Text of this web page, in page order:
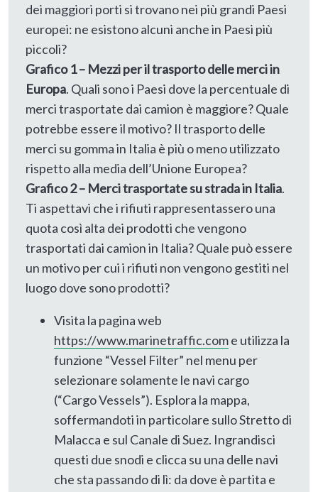
dei maggiori porti si trovano nei più grandi Paesi
europei: ne esistono alcuni anche in Paesi più
piccoli?
Grafico 1 – Mezzi per il trasporto delle merci in
Europa. Quali sono i Paesi dove la percentuale di
merci trasportate dai camion è maggiore? Quale
potrebbe essere il motivo? Il trasporto delle
merci su gomma in Italia è più o meno utilizzato
rispetto alla media dell’Unione Europea?
Grafico 2 – Merci trasportate su strada in Italia.
Ti aspettavi che i rifiuti rappresentassero una
quota così alta dei prodotti che vengono
trasportati dai camion in Italia? Quale può essere
un motivo per cui i rifiuti non vengono gestiti nel
luogo dove sono prodotti?
Visita la pagina web
https://www.marinetraffic.come utilizza la
funzione “Vessel Filter” nel menu per
selezionare solamente le navi cargo
(“Cargo Vessels”). Esplora la mappa,
soffermandoti in particolare sullo Stretto di
Malacca e sul Canale di Suez. Ingrandisci
questi due snodi e clicca su una delle navi
che sta passando di lì: da dove è partita e